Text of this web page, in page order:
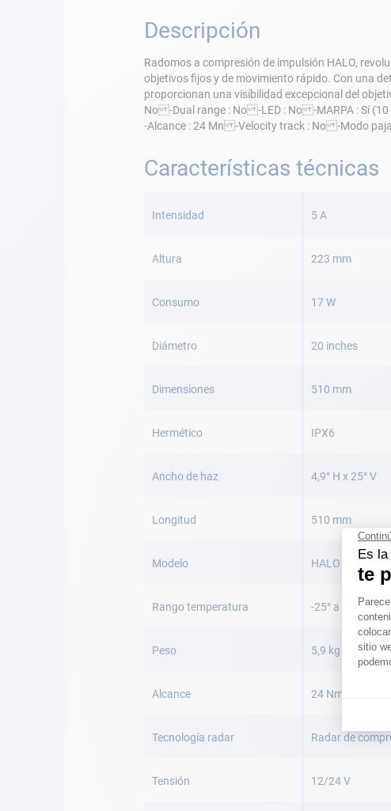
Descripción
Radomos a compresión de impulsión HALO,
objetivos fijos y de movimiento rápido. Con una
proporcionan una visibilidad excepcional del
No -Dual range : No -LED : No -MARPA : Sí (10
-Alcance : 24 Mn -Velocity track : No -Modo
Características técnicas
Información
Intensidad 5 A
Altura 223 mm
Consumo 17 W
Diámetro 20 inches
Dimensiones 510 mm
Hermético IPX6
Ancho de haz 4,9° H x 25° V
Longitud 510 mm
Modelo HALO 20
Rango temperatura -25° a +55°
Peso 5,9 kg
Alcance 24 Nm
Tecnología radar Radar de
Tensión 12/24 V